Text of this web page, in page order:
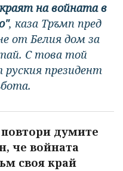
на войната в
, каза Тръмп пред
от Белия дом за
С това той
президент
думите
че войната
своя край